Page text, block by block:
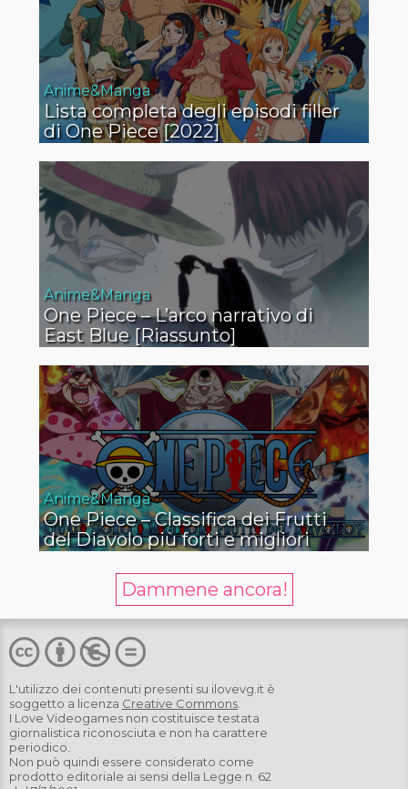
Anime&Manga
Lista completa degli episodi filler
di One Piece [2022]
Anime&Manga
One Piece – L’arco narrativo di
East Blue [Riassunto]
Anime&Manga
One Piece – Classifica dei Frutti
del Diavolo più forti e migliori
Dammene ancora!
L'utilizzo dei contenuti presenti su ilovevg.it è
soggetto a licenza Creative Commons.
I Love Videogames non costituisce testata
giornalistica riconosciuta e non ha carattere
periodico.
Non può quindi essere considerato come
prodotto editoriale ai sensi della Legge n. 62